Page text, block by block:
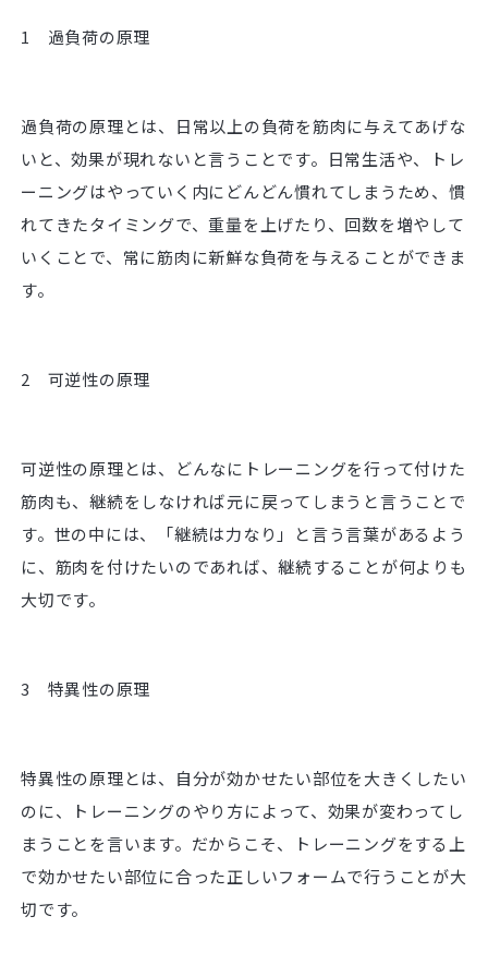
1 過負荷の原理
過負荷の原理とは、日常以上の負荷を筋肉に与えてあげな
いと、効果が現れないと言うことです。日常生活や、トレ
ーニングはやっていく内にどんどん慣れてしまうため、慣
れてきたタイミングで、重量を上げたり、回数を増やして
いくことで、常に筋肉に新鮮な負荷を与えることができま
す。
2 可逆性の原理
可逆性の原理とは、どんなにトレーニングを行って付けた
筋肉も、継続をしなければ元に戻ってしまうと言うことで
す。世の中には、「継続は力なり」と言う言葉があるよう
に、筋肉を付けたいのであれば、継続することが何よりも
大切です。
3 特異性の原理
特異性の原理とは、自分が効かせたい部位を大きくしたい
のに、トレーニングのやり方によって、効果が変わってし
まうことを言います。だからこそ、トレーニングをする上
で効かせたい部位に合った正しいフォームで行うことが大
切です。